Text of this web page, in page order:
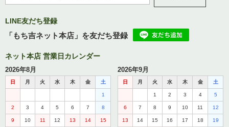
LINE友だち登録
「もち吉ネット本店」を友だち登録
ネット本店 営業日カレンダー
2026年8月
日 月 火 水 木 金 土
1
2 3 4 5 6 7 8
9 10 11 12 13 14 15
2026年9月
日 月 火 水 木 金 土
1 2 3 4 5
6 7 8 9 10 11 12
13 14 15 16 17 18 19